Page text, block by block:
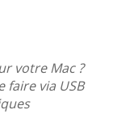
votre Mac ?
faire via USB